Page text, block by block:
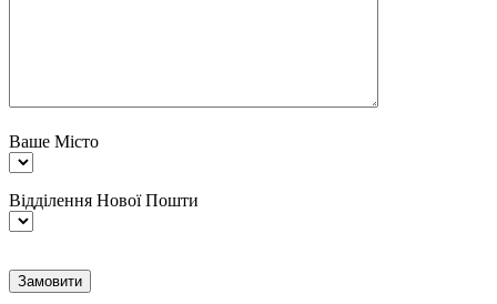
Ваше Місто
Відділення Нової Пошти